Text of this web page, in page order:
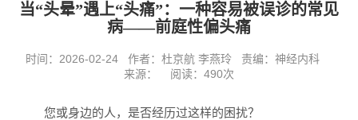
当“头晕”遇上“头痛”：一种容易被误诊的常见
病——前庭性偏头痛
时间：2026-02-24 作者：杜京航 李燕玲
责编：神经内科
来源：
阅读： 490次
您或身边的人，是否经历过这样的困扰？